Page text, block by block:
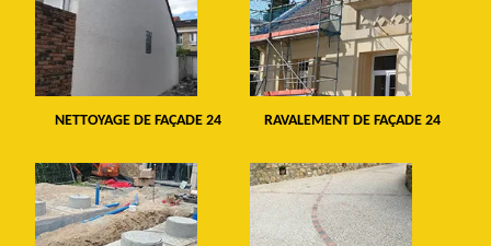
NETTOYAGE DE FAÇADE 24 RAVALEMENT DE FAÇADE 24